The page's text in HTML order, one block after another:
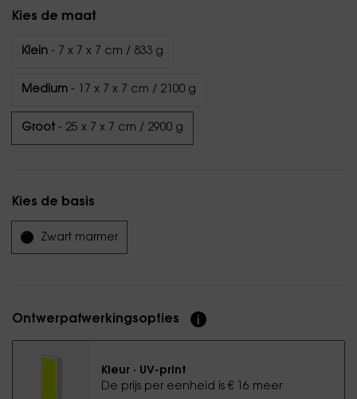
Kies de maat
Klein - 7 x 7 x 7 cm / 833 g
Medium - 17 x 7 x 7 cm / 2100 g
Groot- 25 x 7 x 7 cm / 2900 g
Kies de basis
Zwart marmer
Ontwerpafwerkingsopties
Kleur · UV-print
De prijs per eenheid is € 16 meer